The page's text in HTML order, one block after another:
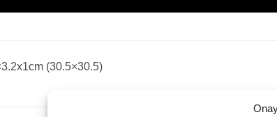
(30.5×30.5)